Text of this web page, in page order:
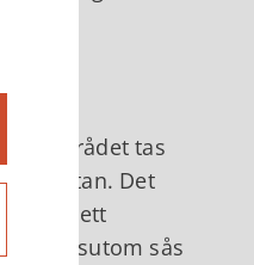
tas
Bangatan. Det
och ett
Dessutom sås